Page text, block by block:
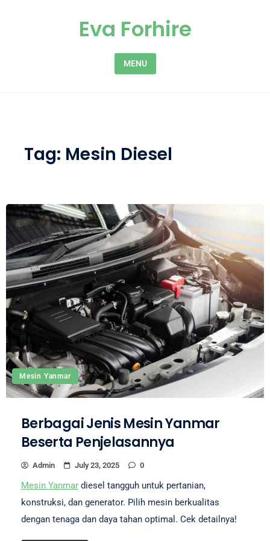
Eva Forhire
MENU
Tag: Mesin Diesel
Mesin Yanmar
Berbagai Jenis Mesin Yanmar
Beserta Penjelasannya
Admin July 23, 2025 0
Mesin Yanmar diesel tangguh untuk pertanian,
konstruksi, dan generator. Pilih mesin berkualitas
dengan tenaga dan daya tahan optimal. Cek detailnya!